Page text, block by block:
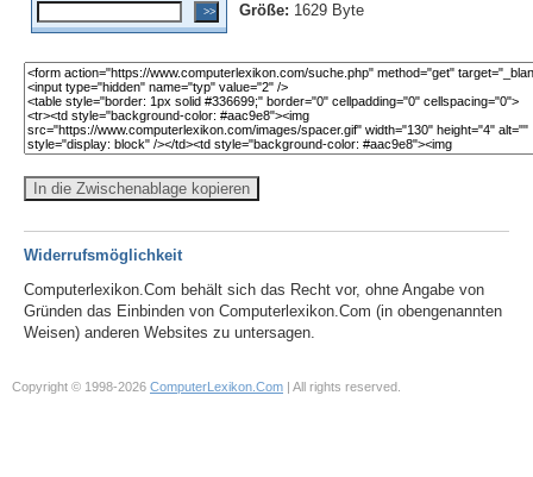
Größe: 1629 Byte
In die Zwischenablage kopieren
Widerrufsmöglichkeit
Computerlexikon.Com behält sich das Recht vor, ohne Angabe von
Gründen das Einbinden von Computerlexikon.Com (in obengenannten
Weisen) anderen Websites zu untersagen.
Copyright © 1998-2026 ComputerLexikon.Com | All rights reserved.